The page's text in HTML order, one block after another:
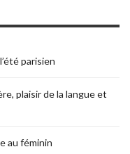
parisien
plaisir de la langue et
au féminin